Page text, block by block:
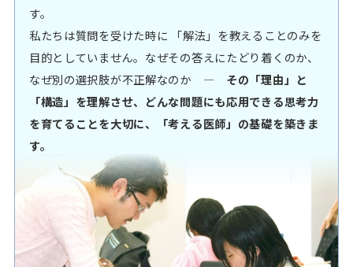
す。
私たちは質問を受けた時に 「解法」を教えることのみを
目的としていません。なぜその答えにたどり着くのか、
なぜ別の選択肢が不正解なのか ― その「理由」と
「構造」を理解させ、どんな問題にも応用できる思考力
を育てることを大切に、「考える医師」の基礎を築きま
す。